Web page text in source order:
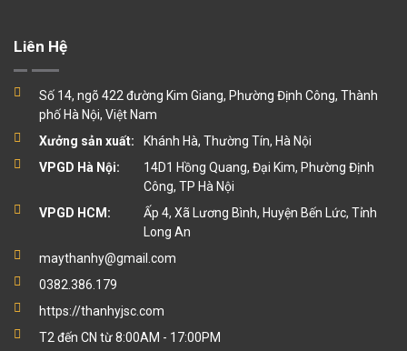
Liên Hệ
Số 14, ngõ 422 đường Kim Giang, Phường Định Công, Thành
phố Hà Nội, Việt Nam
Xưởng sản xuất:
Khánh Hà, Thường Tín, Hà Nội
VPGD Hà Nội:
14D1 Hồng Quang, Đại Kim, Phường Định
Công, TP Hà Nội
VPGD HCM:
Ấp 4, Xã Lương Bình, Huyện Bến Lức, Tỉnh
Long An
maythanhy@gmail.com
0382.386.179
https://thanhyjsc.com
T2 đến CN từ 8:00AM - 17:00PM